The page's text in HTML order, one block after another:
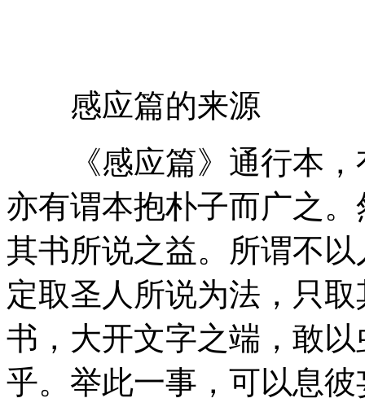
感应篇的来源
《感应篇》通行本，
亦有谓本抱朴子而广之
其书所说之益。所谓不
定取圣人所说为法，只
书，大开文字之端，敢
乎。举此一事，可以息